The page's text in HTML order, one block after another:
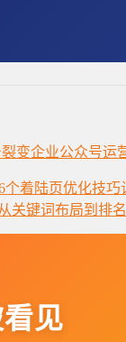
变企业公众号运
个着陆页优化技巧
关键词布局到排
见